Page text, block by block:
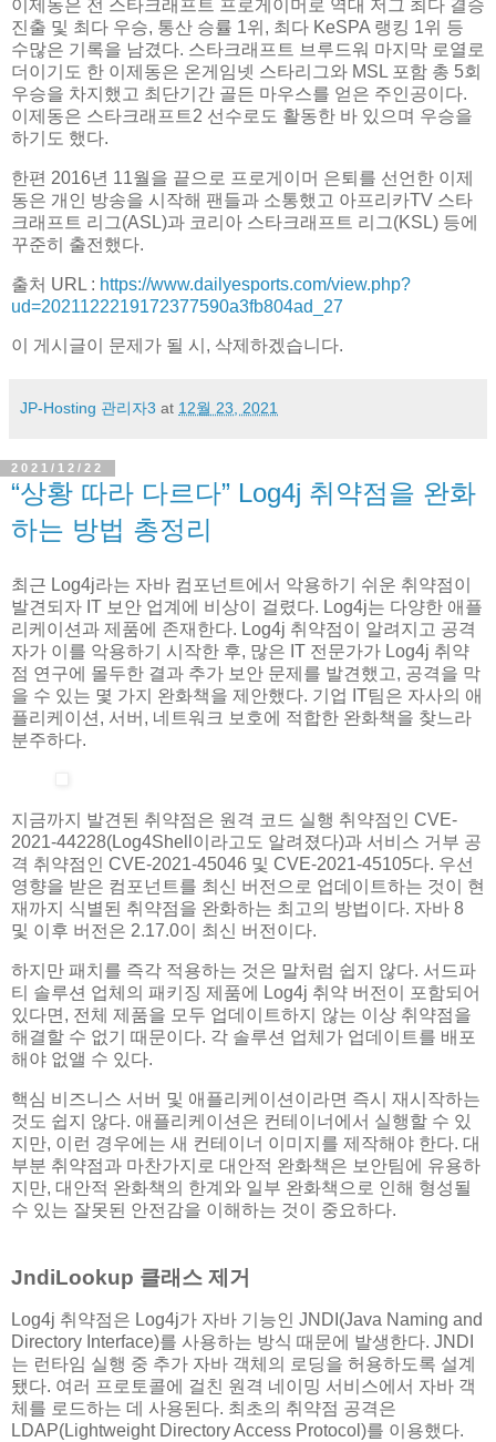
이제동은 전 스타크래프트 프로게이머로 역대 저그 최다 결승
진출 및 최다 우승, 통산 승률 1위, 최다 KeSPA 랭킹 1위 등
수많은 기록을 남겼다. 스타크래프트 브루드워 마지막 로열로
더이기도 한 이제동은 온게임넷 스타리그와 MSL 포함 총 5회
우승을 차지했고 최단기간 골든 마우스를 얻은 주인공이다.
이제동은 스타크래프트2 선수로도 활동한 바 있으며 우승을
하기도 했다.
한편 2016년 11월을 끝으로 프로게이머 은퇴를 선언한 이제
동은 개인 방송을 시작해 팬들과 소통했고 아프리카TV 스타
크래프트 리그(ASL)과 코리아 스타크래프트 리그(KSL) 등에
꾸준히 출전했다.
출처 URL : https://www.dailyesports.com/view.php?
ud=2021122219172377590a3fb804ad_27
이 게시글이 문제가 될 시, 삭제하겠습니다.
JP-Hosting 관리자3 at 12월 23, 2021
2021/12/22
“상황 따라 다르다” Log4j 취약점을 완화
하는 방법 총정리
최근 Log4j라는 자바 컴포넌트에서 악용하기 쉬운 취약점이
발견되자 IT 보안 업계에 비상이 걸렸다. Log4j는 다양한 애플
리케이션과 제품에 존재한다. Log4j 취약점이 알려지고 공격
자가 이를 악용하기 시작한 후, 많은 IT 전문가가 Log4j 취약
점 연구에 몰두한 결과 추가 보안 문제를 발견했고, 공격을 막
을 수 있는 몇 가지 완화책을 제안했다. 기업 IT팀은 자사의 애
플리케이션, 서버, 네트워크 보호에 적합한 완화책을 찾느라
분주하다.
지금까지 발견된 취약점은 원격 코드 실행 취약점인 CVE-
2021-44228(Log4Shell이라고도 알려졌다)과 서비스 거부 공
격 취약점인 CVE-2021-45046 및 CVE-2021-45105다. 우선
영향을 받은 컴포넌트를 최신 버전으로 업데이트하는 것이 현
재까지 식별된 취약점을 완화하는 최고의 방법이다. 자바 8
및 이후 버전은 2.17.0이 최신 버전이다.
하지만 패치를 즉각 적용하는 것은 말처럼 쉽지 않다. 서드파
티 솔루션 업체의 패키징 제품에 Log4j 취약 버전이 포함되어
있다면, 전체 제품을 모두 업데이트하지 않는 이상 취약점을
해결할 수 없기 때문이다. 각 솔루션 업체가 업데이트를 배포
해야 없앨 수 있다.
핵심 비즈니스 서버 및 애플리케이션이라면 즉시 재시작하는
것도 쉽지 않다. 애플리케이션은 컨테이너에서 실행할 수 있
지만, 이런 경우에는 새 컨테이너 이미지를 제작해야 한다. 대
부분 취약점과 마찬가지로 대안적 완화책은 보안팀에 유용하
지만, 대안적 완화책의 한계와 일부 완화책으로 인해 형성될
수 있는 잘못된 안전감을 이해하는 것이 중요하다.
JndiLookup 클래스 제거
Log4j 취약점은 Log4j가 자바 기능인 JNDI(Java Naming and
Directory Interface)를 사용하는 방식 때문에 발생한다. JNDI
는 런타임 실행 중 추가 자바 객체의 로딩을 허용하도록 설계
됐다. 여러 프로토콜에 걸친 원격 네이밍 서비스에서 자바 객
체를 로드하는 데 사용된다. 최초의 취약점 공격은
LDAP(Lightweight Directory Access Protocol)를 이용했다.